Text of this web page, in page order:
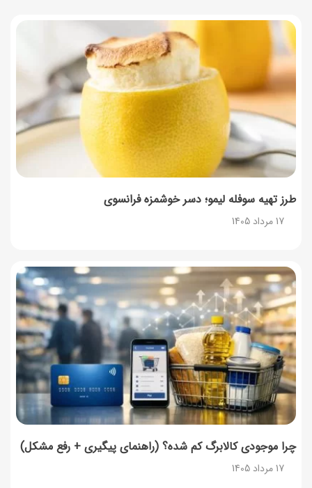
طرز تهیه سوفله لیمو؛ دسر خوشمزه فرانسوی
17 مرداد 1405
چرا موجودی کالابرگ کم شده؟ (راهنمای پیگیری + رفع مشکل)
17 مرداد 1405
راهنمای اعتراض به کالابرگ مرداد ۱۴۰۵ + شماره پشتیبانی
نحوه دریافت رمز خرید کالابرگ برای خرید آنلاین (رمز
یکبارمصرف کالابرگ)
طرز تهیه مارمالاد انجیر خوشرنگ+ نکات شکرک نزدن
16 مرداد 1405
طرز تهیه حلوای شیره انگور به روش سنتی مادربزرگ‌ها
15 مرداد 1405
تربچه را با این روش‌ها در کنار غذا سرو کنید
15 مرداد 1405